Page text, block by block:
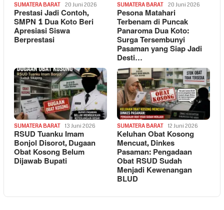
SUMATERA BARAT 20 Juni 2026
Prestasi Jadi Contoh,
SMPN 1 Dua Koto Beri
Apresiasi Siswa
Berprestasi
SUMATERA BARAT 20 Juni 2026
Pesona Matahari
Terbenam di Puncak
Panaroma Dua Koto:
Surga Tersembunyi
Pasaman yang Siap Jadi
Desti…
SUMATERA BARAT 13 Juni 2026
RSUD Tuanku Imam
Bonjol Disorot, Dugaan
Obat Kosong Belum
Dijawab Bupati
SUMATERA BARAT 12 Juni 2026
Keluhan Obat Kosong
Mencuat, Dinkes
Pasaman: Pengadaan
Obat RSUD Sudah
Menjadi Kewenangan
BLUD